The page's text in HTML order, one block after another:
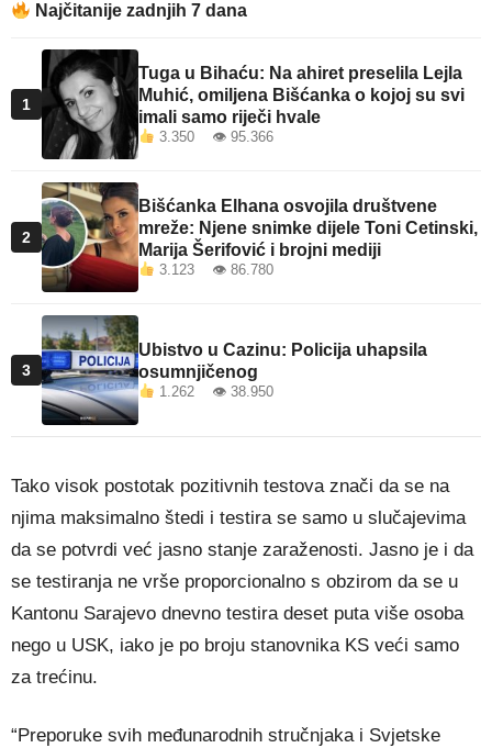
Najčitanije zadnjih 7 dana
1
Tuga u Bihaću: Na ahiret preselila Lejla
Muhić, omiljena Bišćanka o kojoj su svi
imali samo riječi hvale
3.350 👁 95.366
2
Bišćanka Elhana osvojila društvene
mreže: Njene snimke dijele Toni Cetinski,
Marija Šerifović i brojni mediji
3.123 👁 86.780
3
Ubistvo u Cazinu: Policija uhapsila
osumnjičenog
1.262 👁 38.950
Tako visok postotak pozitivnih testova znači da se na
njima maksimalno štedi i testira se samo u slučajevima
da se potvrdi već jasno stanje zaraženosti. Jasno je i da
se testiranja ne vrše proporcionalno s obzirom da se u
Kantonu Sarajevo dnevno testira deset puta više osoba
nego u USK, iako je po broju stanovnika KS veći samo
za trećinu.
“Preporuke svih međunarodnih stručnjaka i Svjetske